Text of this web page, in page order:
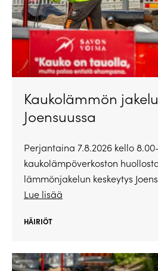
Kaukolämmön
Joensuussa
Perjantaina 7.8.2026 kello
kaukolämpöverkoston
lämmönjakelun keskeytys
Lue lisää
HÄIRIÖT